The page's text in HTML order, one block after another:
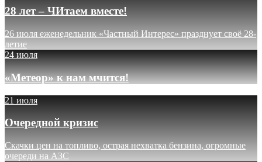
28 лет – ЧИтаем вместе!
26 июля еженедельник «Частный Интерес» празднует своё 28-
летие
24 июля
«Метеор» к нам мчится!
21 июля
Очередной кризис
Скачки цен на топливо, острая нехватка бензина, огромные
очереди на АЗС